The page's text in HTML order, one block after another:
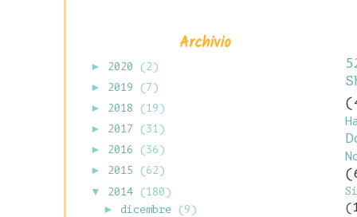
Archivio
► 2020
(2)
►
2019
(7)
► 2018
(19)
► 2017
(31)
► 2016
(36)
► 2015
(62)
▼
2014
(180)
► dicembre
(9)